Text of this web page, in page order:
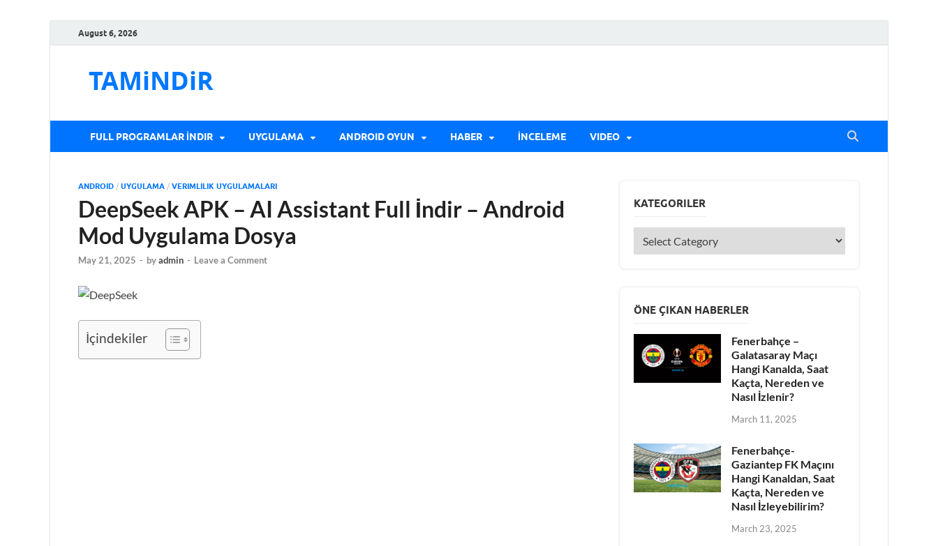
August 6, 2026
TAMiNDiR
FULL PROGRAMLAR İNDIR UYGULAMA ANDROID OYUN HABER İNCELEME VIDEO
ANDROID / UYGULAMA / VERIMLILIK UYGULAMALARI
DeepSeek APK – AI Assistant Full İndir – Android
Mod Uygulama Dosya
May 21, 2025 - byadmin - Leave a Comment
İçindekiler
KATEGORILER
ÖNE ÇIKAN HABERLER
Fenerbahçe –
Galatasaray Maçı
Hangi Kanalda, Saat
Kaçta, Nereden ve
Nasıl İzlenir?
March 11, 2025
Fenerbahçe-
Gaziantep FK Maçını
Hangi Kanaldan, Saat
Kaçta, Nereden ve
Nasıl İzleyebilirim?
March 23, 2025